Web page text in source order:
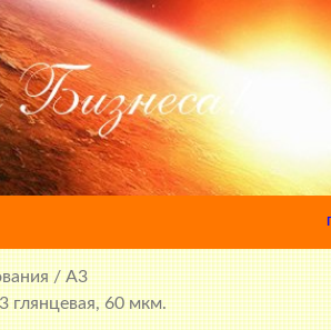
/A3
глянцевая, 60 мкм.